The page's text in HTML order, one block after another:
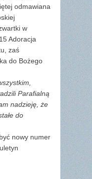
odmawiana
w
Adoracja
zaś
do Bożego
Parafialną
nadzieję, że
do
nowy numer